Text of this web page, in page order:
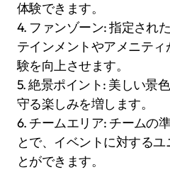
体験できます。
4. ファンゾーン: 指定され
テインメントやアメニテ
験を向上させます。
5. 絶景ポイント: 美しい景
守る楽しみを増します。
6. チームエリア: チームの
とで、イベントに対する
とができます。